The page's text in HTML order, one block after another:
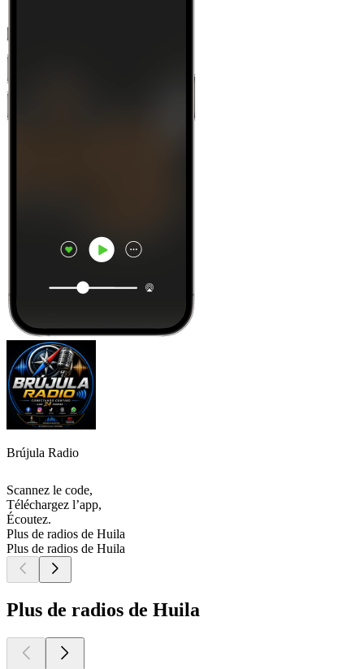
Brújula Radio
Scannez le code,
Téléchargez l’app,
Écoutez.
Plus de radios de Huila
Plus de radios de Huila
Plus de radios de Huila